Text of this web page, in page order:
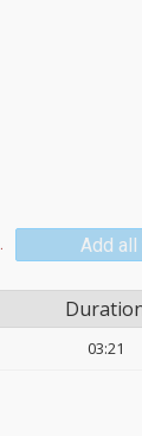
Add all
03:21